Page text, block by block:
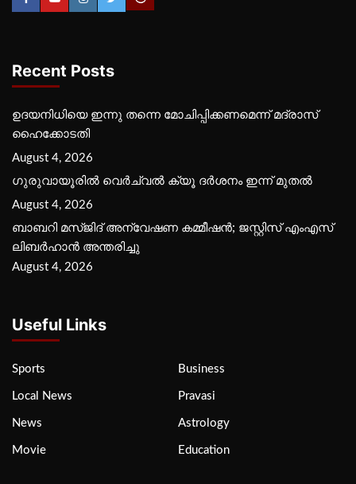
Recent Posts
ഉദയനിധിയെ ഇന്നു തന്നെ മോചിപ്പിക്കണമെന്ന് മദ്രാസ്
ഹൈക്കോടതി
August 4, 2026
ഗുരുവായൂരില്‍ വെര്‍ച്വല്‍ ക്യൂ ദര്‍ശനം ഇന്ന് മുതല്‍
August 4, 2026
ബാബറി മസ്ജിദ് അന്വേഷണ കമ്മീഷന്‍; ജസ്റ്റിസ് എംഎസ്
ലിബര്‍ഹാന്‍ അന്തരിച്ചു
August 4, 2026
Useful Links
Sports Business
Local News Pravasi
News Astrology
Movie Education